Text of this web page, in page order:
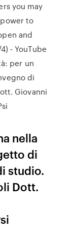
you may
to
and
- YouTube
per un
di
Giovanni
nella
di
studio.
Dott.